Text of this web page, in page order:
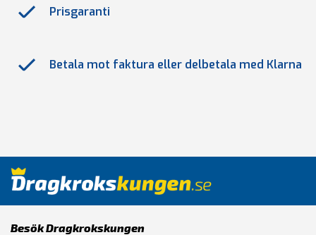
Prisgaranti
Betala mot faktura eller delbetala med Klarna
Besök Dragkrokskungen